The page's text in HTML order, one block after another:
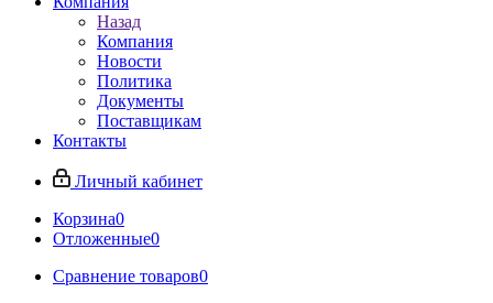
Назад
Компания
Новости
Политика
Документы
Поставщикам
Контакты
Личный кабинет
Корзина0
Отложенные0
Сравнение товаров0